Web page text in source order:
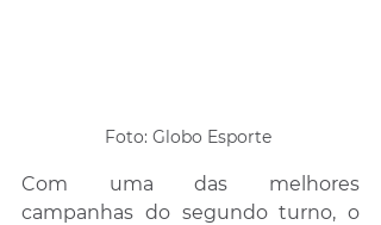
Foto: Globo Esporte
Com uma das melhores
campanhas do segundo turno, o